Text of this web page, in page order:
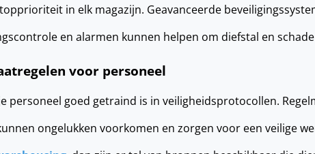
in elk magazijn. Geavanceerde
en alarmen kunnen helpen om diefstal en
voor personeel
personeel goed getraind is in veiligheidsprotocollen.
ongelukken voorkomen en zorgen voor een veilige